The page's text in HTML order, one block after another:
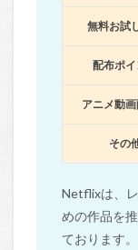
無料お試
配布ポイ
アニメ動
その
Netflixは、
めの作品を
ております。